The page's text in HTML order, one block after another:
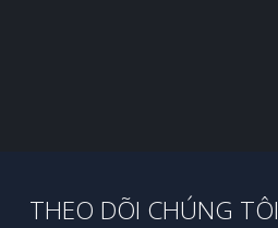
THEO DÕI CHÚNG TÔI